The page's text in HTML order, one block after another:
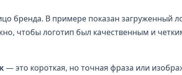
бренда. В примере показан загруженный
чтобы логотип был качественным и
— это короткая, но точная фраза или